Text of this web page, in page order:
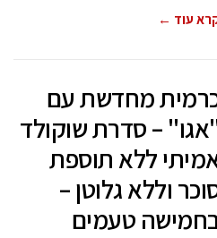
עוד ←
מחדשת עם
– סדרת שוקולד
ללא תוספת
וללא גלוטן –
טעמים